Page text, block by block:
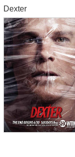
Dexter